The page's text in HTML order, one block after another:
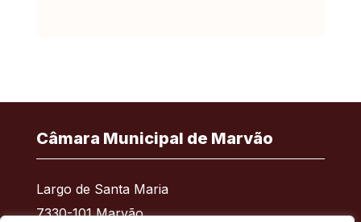
Câmara Municipal de Marvão
Largo de Santa Maria
7330-101 Marvão